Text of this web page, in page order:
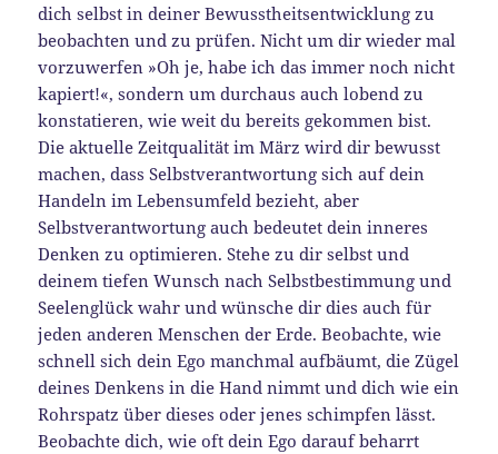
dich selbst in deiner Bewusstheitsentwicklung zu
beobachten und zu prüfen. Nicht um dir wieder mal
vorzuwerfen »Oh je, habe ich das immer noch nicht
kapiert!«, sondern um durchaus auch lobend zu
konstatieren, wie weit du bereits gekommen bist.
Die aktuelle Zeitqualität im März wird dir bewusst
machen, dass Selbstverantwortung sich auf dein
Handeln im Lebensumfeld bezieht, aber
Selbstverantwortung auch bedeutet dein inneres
Denken zu optimieren. Stehe zu dir selbst und
deinem tiefen Wunsch nach Selbstbestimmung und
Seelenglück wahr und wünsche dir dies auch für
jeden anderen Menschen der Erde. Beobachte, wie
schnell sich dein Ego manchmal aufbäumt, die Zügel
deines Denkens in die Hand nimmt und dich wie ein
Rohrspatz über dieses oder jenes schimpfen lässt.
Beobachte dich, wie oft dein Ego darauf beharrt